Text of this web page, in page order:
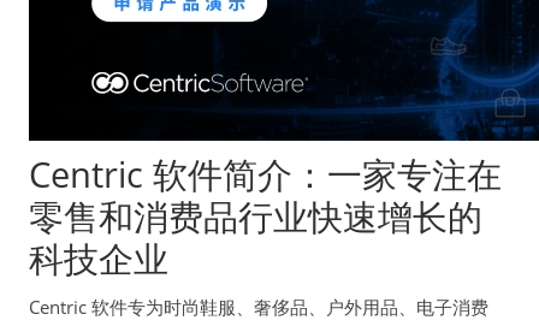
Centric 软件简介：一家专注在
零售和消费品行业快速增长的
科技企业
Centric 软件专为时尚鞋服、奢侈品、户外用品、电子消费